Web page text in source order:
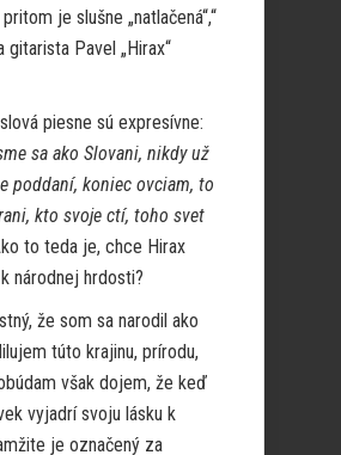
pritom je slušne „natlačená“,“
gitarista Pavel „Hirax“
piesne sú expresívne:
sa ako Slovani, nikdy už
poddaní, koniec ovciam, to
kto svoje ctí, toho svet
to teda je, chce Hirax
národnej hrdosti?
že som sa narodil ako
túto krajinu, prírodu,
však dojem, že keď
vyjadrí svoju lásku k
je označený za